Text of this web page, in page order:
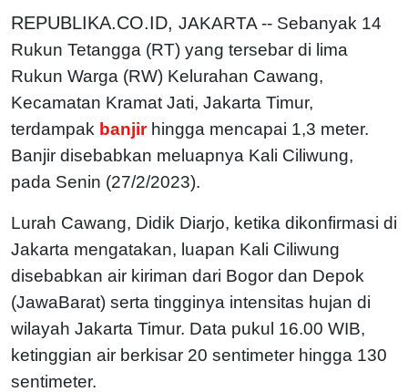
REPUBLIKA.CO.ID, JAKARTA -- Sebanyak 14
Rukun Tetangga (RT) yang tersebar di lima
Rukun Warga (RW) Kelurahan Cawang,
Kecamatan Kramat Jati, Jakarta Timur,
terdampak banjir hingga mencapai 1,3 meter.
Banjir disebabkan meluapnya Kali Ciliwung,
pada Senin (27/2/2023).
Lurah Cawang, Didik Diarjo, ketika dikonfirmasi di
Jakarta mengatakan, luapan Kali Ciliwung
disebabkan air kiriman dari Bogor dan Depok
(JawaBarat) serta tingginya intensitas hujan di
wilayah Jakarta Timur. Data pukul 16.00 WIB,
ketinggian air berkisar 20 sentimeter hingga 130
sentimeter.